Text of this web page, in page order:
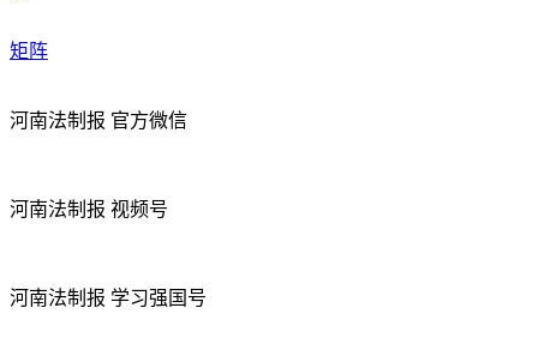
矩阵
河南法制报 官方微信
河南法制报 视频号
河南法制报 学习强国号